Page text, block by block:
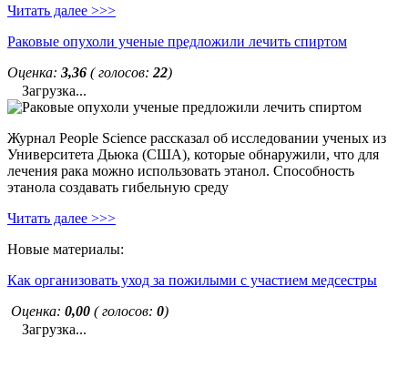
Читать далее >>>
Раковые опухоли ученые предложили лечить спиртом
Оценка: 3,36 ( голосов: 22)
Загрузка...
Журнал People Science рассказал об исследовании ученых из
Университета Дьюка (США), которые обнаружили, что для
лечения рака можно использовать этанол. Способность
этанола создавать гибельную среду
Читать далее >>>
Новые материалы:
Как организовать уход за пожилыми с участием медсестры
Оценка: 0,00 ( голосов: 0)
Загрузка...